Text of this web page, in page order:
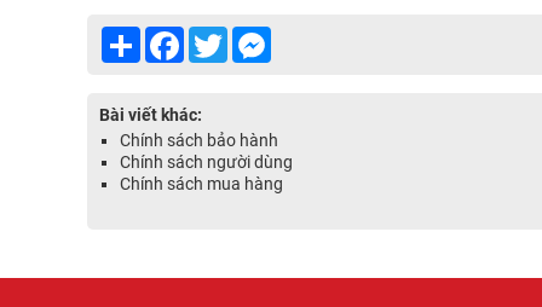
Share Facebook
Twitter
Bài viết khác:
Chính sách bảo hành
Chính sách người dùng
Chính sách mua hàng